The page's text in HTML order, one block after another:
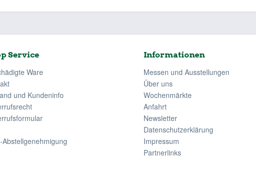
Service
Ware
und Kundeninfo
Abstellgenehmigung
Informationen
Messen und Ausstellungen
Über uns
Wochenmärkte
Anfahrt
Newsletter
Datenschutzerklärung
Impressum
Partnerlinks